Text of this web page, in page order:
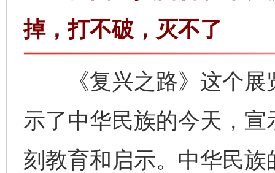
掉，打不破，灭不了
《复兴之路》这个展
示了中华民族的今天，
刻教育和启示。中华民族